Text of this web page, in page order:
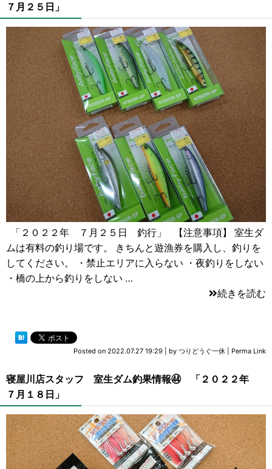
７月２５日」
「２０２２年 ７月２５日 釣行」 【注意事項】 室生ダ
ムは有料の釣り場です。 きちんと遊漁券を購入し、釣りを
してください。 ・禁止エリアに入らない ・夜釣りをしない
・橋の上から釣りをしない …
続きを読む
Posted on 2022.07.27 19:29 by つりどうぐ一休 Perma Link
寝屋川店スタッフ 室生ダム釣果情報㊹ 「２０２２年
７月１８日」